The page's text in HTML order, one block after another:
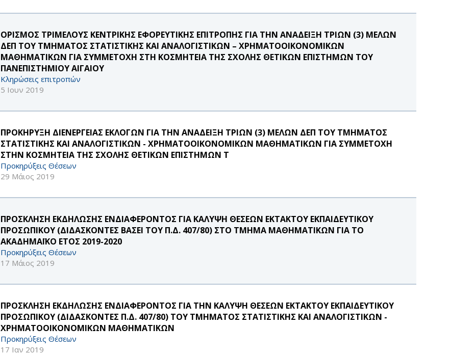
ΟΡΙΣΜΟΣ ΤΡΙΜΕΛΟΥΣ ΚΕΝΤΡΙΚΗΣ ΕΦΟΡΕΥΤΙΚΗΣ ΕΠΙΤΡΟΠΗΣ ΓΙΑ ΤΗΝ ΑΝΑΔΕΙΞΗ ΤΡΙΩΝ (3) ΜΕΛΩΝ
ΔΕΠ ΤΟΥ ΤΜΗΜΑΤΟΣ ΣΤΑΤΙΣΤΙΚΗΣ ΚΑΙ ΑΝΑΛΟΓΙΣΤΙΚΩΝ – ΧΡΗΜΑΤΟΟΙΚΟΝΟΜΙΚΩΝ
ΜΑΘΗΜΑΤΙΚΩΝ ΓΙΑ ΣΥΜΜΕΤΟΧΗ ΣΤΗ ΚΟΣΜΗΤΕΙΑ ΤΗΣ ΣΧΟΛΗΣ ΘΕΤΙΚΩΝ ΕΠΙΣΤΗΜΩΝ ΤΟΥ
ΠΑΝΕΠΙΣΤΗΜΙΟΥ ΑΙΓΑΙΟΥ
Κληρώσεις επιτροπών
5 Ιουν 2019
ΠΡΟΚΗΡΥΞΗ ΔΙΕΝΕΡΓΕΙΑΣ ΕΚΛΟΓΩΝ ΓΙΑ ΤΗΝ ΑΝΑΔΕΙΞΗ ΤΡΙΩΝ (3) ΜΕΛΩΝ ΔΕΠ ΤΟΥ ΤΜΗΜΑΤΟΣ
ΣΤΑΤΙΣΤΙΚΗΣ ΚΑΙ ΑΝΑΛΟΓΙΣΤΙΚΩΝ - ΧΡΗΜΑΤΟΟΙΚΟΝΟΜΙΚΩΝ ΜΑΘΗΜΑΤΙΚΩΝ ΓΙΑ ΣΥΜΜΕΤΟΧΗ
ΣΤΗΝ ΚΟΣΜΗΤΕΙΑ ΤΗΣ ΣΧΟΛΗΣ ΘΕΤΙΚΩΝ ΕΠΙΣΤΗΜΩΝ Τ
Προκηρύξεις Θέσεων
29 Μάιος 2019
ΠΡΟΣΚΛΗΣΗ ΕΚΔΗΛΩΣΗΣ ΕΝΔΙΑΦΕΡΟΝΤΟΣ ΓΙΑ ΚΑΛΥΨΗ ΘΕΣΕΩΝ ΕΚΤΑΚΤΟΥ ΕΚΠΑΙΔΕΥΤΙΚΟΥ
ΠΡΟΣΩΠΙΚΟΥ (ΔΙΔΑΣΚΟΝΤΕΣ ΒΑΣΕΙ ΤΟΥ Π.Δ. 407/80) ΣΤΟ ΤΜΗΜΑ ΜΑΘΗΜΑΤΙΚΩΝ ΓΙΑ ΤΟ
ΑΚΑΔΗΜΑΪΚΟ ΕΤΟΣ 2019-2020
Προκηρύξεις Θέσεων
17 Μάιος 2019
ΠΡΟΣΚΛΗΣΗ ΕΚΔΗΛΩΣΗΣ ΕΝΔΙΑΦΕΡΟΝΤΟΣ ΓΙΑ ΤΗΝ ΚΑΛΥΨΗ ΘΕΣΕΩΝ ΕΚΤΑΚΤΟΥ ΕΚΠΑΙΔΕΥΤΙΚΟΥ
ΠΡΟΣΩΠΙΚΟΥ (ΔΙΔΑΣΚΟΝΤΕΣ Π.Δ. 407/80) ΤΟΥ ΤΜΗΜΑΤΟΣ ΣΤΑΤΙΣΤΙΚΗΣ ΚΑΙ ΑΝΑΛΟΓΙΣΤΙΚΩΝ -
ΧΡΗΜΑΤΟΟΙΚΟΝΟΜΙΚΩΝ ΜΑΘΗΜΑΤΙΚΩΝ
Προκηρύξεις Θέσεων
17 Ιαν 2019